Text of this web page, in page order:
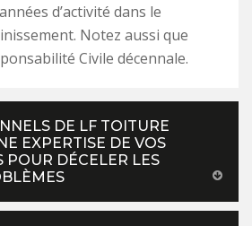
d’activité dans le
Notez aussi que
Civile décennale.
DE LF TOITURE
EXPERTISE DE VOS
POUR DÉCELER LES